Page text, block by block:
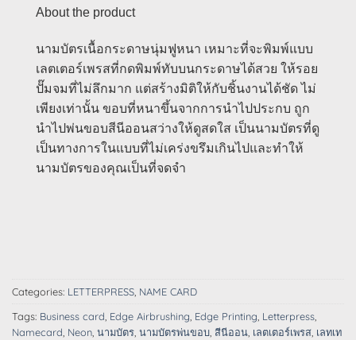
About the product
นามบัตรเนื้อกระดาษนุ่มฟูหนา เหมาะที่จะพิมพ์แบบ
เลตเตอร์เพรสที่กดพิมพ์ทับบนกระดาษได้สวย ให้รอย
ปั๊มจมที่ไม่ลึกมาก แต่สร้างมิติให้กับชิ้นงานได้ชัด ไม่
เพียงเท่านั้น ขอบที่หนาขึ้นจากการนำไปประกบ ถูก
นำไปพ่นขอบสีนีออนสว่างให้ดูสดใส เป็นนามบัตรที่ดู
เป็นทางการในแบบที่ไม่เคร่งขรึมเกินไปและทำให้
นามบัตรของคุณเป็นที่จดจำ
Categories: LETTERPRESS NAME CARD
Tags: Business card Edge Airbrushing Edge Printing Letterpress
Namecard Neon นามบัตร นามบัตรพ่นขอบ สีนีออน เลตเตอร์เพรส เลทเท